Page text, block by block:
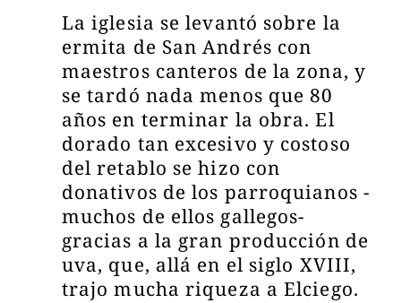
La iglesia se levantó sobre la
ermita de San Andrés con
maestros canteros de la zona, y
se tardó nada menos que 80
años en terminar la obra. El
dorado tan excesivo y costoso
del retablo se hizo con
donativos de los parroquianos -
muchos de ellos gallegos-
gracias a la gran producción de
uva, que, allá en el siglo XVIII,
trajo mucha riqueza a Elciego.